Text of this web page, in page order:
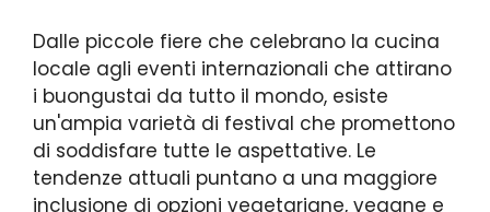
Dalle piccole fiere che celebrano la cucina
locale agli eventi internazionali che attirano
i buongustai da tutto il mondo, esiste
un'ampia varietà di festival che promettono
di soddisfare tutte le aspettative. Le
tendenze attuali puntano a una maggiore
inclusione di opzioni vegetariane, vegane e